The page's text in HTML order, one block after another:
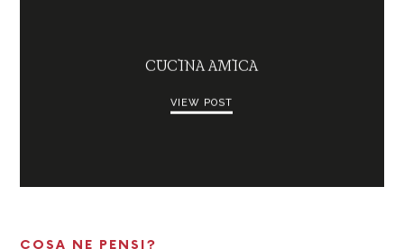
CUCINA AMICA
VIEW POST
COSA NE PENSI?